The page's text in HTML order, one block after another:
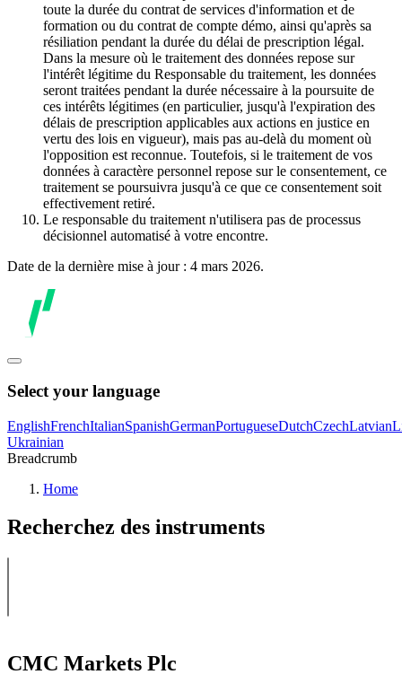
toute la durée du contrat de services d'information et de
formation ou du contrat de compte démo, ainsi qu'après sa
résiliation pendant la durée du délai de prescription légal.
Dans la mesure où le traitement des données repose sur
l'intérêt légitime du Responsable du traitement, les données
seront traitées pendant la durée nécessaire à la poursuite de
ces intérêts légitimes (en particulier, jusqu'à l'expiration des
délais de prescription applicables aux actions en justice en
vertu des lois en vigueur), mais pas au-delà du moment où
l'opposition est reconnue. Toutefois, si le traitement de vos
données à caractère personnel repose sur le consentement, ce
traitement se poursuivra jusqu'à ce que ce consentement soit
effectivement retiré.
Le responsable du traitement n'utilisera pas de processus
décisionnel automatisé à votre encontre.
Date de la dernière mise à jour : 4 mars 2026.
Select your language
EnglishFrenchItalianSpanishGermanPortugueseDutchCzechLatvian
Ukrainian
Breadcrumb
Home
Recherchez des instruments
CMC Markets Plc